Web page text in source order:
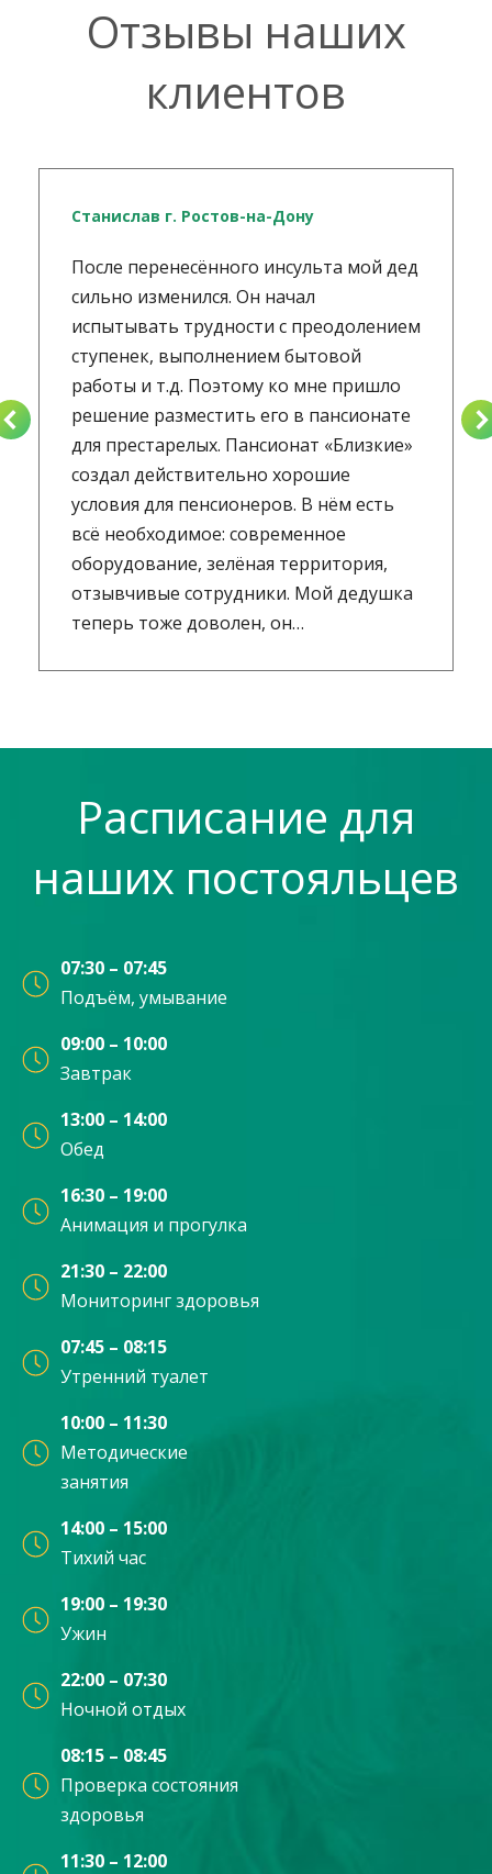
Отзывы наших
клиентов
Станислав г. Ростов-на-Дону
После перенесённого инсульта мой дед
сильно изменился. Он начал
испытывать трудности с преодолением
ступенек, выполнением бытовой
работы и т.д. Поэтому ко мне пришло
решение разместить его в пансионате
для престарелых. Пансионат «Близкие»
создал действительно хорошие
условия для пенсионеров. В нём есть
всё необходимое: современное
оборудование, зелёная территория,
отзывчивые сотрудники. Мой дедушка
теперь тоже доволен, он…
Расписание для
наших постояльцев
07:30 – 07:45
Подъём, умывание
09:00 – 10:00
Завтрак
13:00 – 14:00
Обед
16:30 – 19:00
Анимация и прогулка
21:30 – 22:00
Мониторинг здоровья
07:45 – 08:15
Утренний туалет
10:00 – 11:30
Методические
занятия
14:00 – 15:00
Тихий час
19:00 – 19:30
Ужин
22:00 – 07:30
Ночной отдых
08:15 – 08:45
Проверка состояния
здоровья
11:30 – 12:00